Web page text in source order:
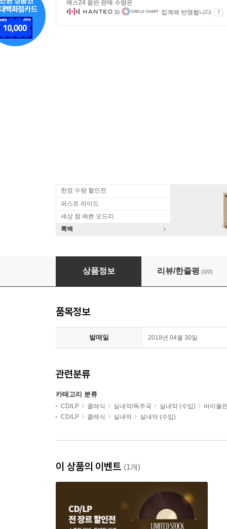
예스24 음반 판매 수량은
와
집계에 반영됩니다.
한정 수량 할인전
퍼스트 라이드
세상 참 예쁜 오드리
룩백
Ida Haendel 이다 헨델 1984년 스톡홀름 리사
상품정보 리뷰/한줄평 (0/0)
품목정보
발매일 2018년 04월 30일
관련분류
카테고리 분류
CD/LP 클래식 실내악/독주곡 실내악 (수입)
바이올
CD/LP
클래식 실내악 실내악 (수입)
이 상품의 이벤트 (1개)